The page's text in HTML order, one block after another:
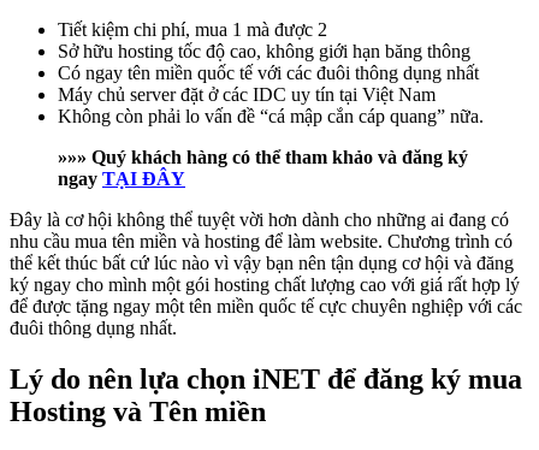
Tiết kiệm chi phí, mua 1 mà được 2
Sở hữu hosting tốc độ cao, không giới hạn băng thông
Có ngay tên miền quốc tế với các đuôi thông dụng nhất
Máy chủ server đặt ở các IDC uy tín tại Việt Nam
Không còn phải lo vấn đề “cá mập cắn cáp quang” nữa.
»»» Quý khách hàng có thể tham khảo và đăng ký
ngay TẠI ĐÂY
Đây là cơ hội không thể tuyệt vời hơn dành cho những ai đang có
nhu cầu mua tên miền và hosting để làm website. Chương trình có
thể kết thúc bất cứ lúc nào vì vậy bạn nên tận dụng cơ hội và đăng
ký ngay cho mình một gói hosting chất lượng cao với giá rất hợp lý
để được tặng ngay một tên miền quốc tế cực chuyên nghiệp với các
đuôi thông dụng nhất.
Lý do nên lựa chọn iNET để đăng ký mua
Hosting và Tên miền